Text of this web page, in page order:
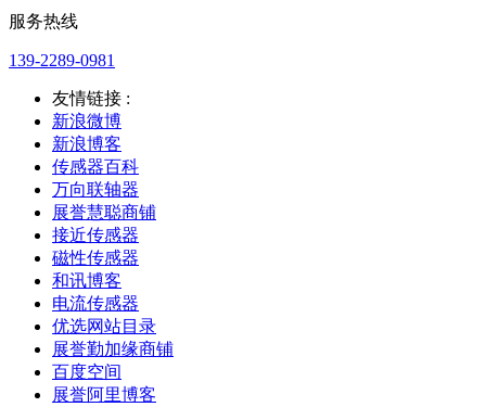
服务热线
139-2289-0981
友情链接 :
新浪微博
新浪博客
传感器百科
万向联轴器
展誉慧聪商铺
接近传感器
磁性传感器
和讯博客
电流传感器
优选网站目录
展誉勤加缘商铺
百度空间
展誉阿里博客